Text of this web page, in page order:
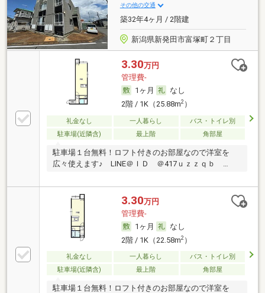
その他の交通
築32年4ヶ月 / 2階建
新潟県新発田市富塚町２丁目
3.30万円
管理費-
1ヶ月
なし
2階 / 1K（25.88m2）
礼金なし 一人暮らし
バス・トイレ別
駐車場(近隣含)
最上階 角部屋
駐車場１台無料！ロフト付きのお部屋なので洋室を
広々使えます♪ LINE＠ＩＤ ＠417ｕｚｚｑｂ …
3.30万円
管理費-
1ヶ月
なし
2階 / 1K（22.58m2）
礼金なし 一人暮らし
バス・トイレ別
駐車場(近隣含)
最上階 角部屋
駐車場１台無料！ロフト付きのお部屋なので洋室を